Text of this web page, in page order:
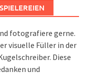
fotografiere gerne.
visuelle Füller in der
Diese
und